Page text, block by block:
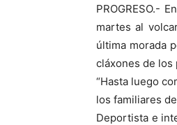
PROGRESO.-
martes al
última morada
cláxones de los
“Hasta luego
los familiares
Deportista e